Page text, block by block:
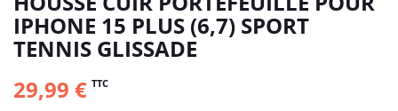
IPHONE 15 PLUS (6,7) SPORT
TENNIS GLISSADE
29,99 € TTC